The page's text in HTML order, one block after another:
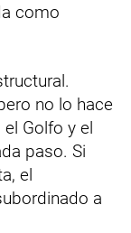
como
no lo hace
Golfo y el
paso. Si
el
a